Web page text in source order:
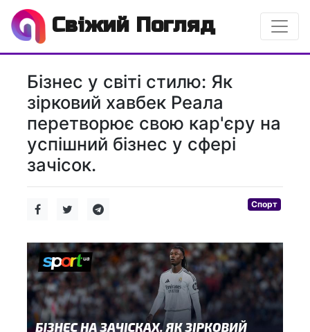
Свіжий Погляд
Бізнес у світі стилю: Як
зірковий хавбек Реала
перетворює свою кар'єру на
успішний бізнес у сфері
зачісок.
Спорт